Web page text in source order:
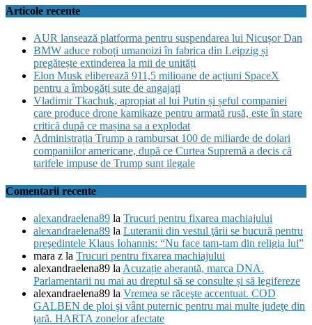
Articole recente
AUR lansează platforma pentru suspendarea lui Nicușor Dan
BMW aduce roboți umanoizi în fabrica din Leipzig și
pregătește extinderea la mii de unități
Elon Musk eliberează 911,5 milioane de acțiuni SpaceX
pentru a îmbogăți sute de angajați
Vladimir Tkachuk, apropiat al lui Putin și șeful companiei
care produce drone kamikaze pentru armată rusă, este în stare
critică după ce mașina sa a explodat
Administrația Trump a rambursat 100 de miliarde de dolari
companiilor americane, după ce Curtea Supremă a decis că
tarifele impuse de Trump sunt ilegale
Comentarii recente
alexandraelena89 la Trucuri pentru fixarea machiajului
alexandraelena89 la Luteranii din vestul ţării se bucură pentru
preşedintele Klaus Iohannis: “Nu face tam-tam din religia lui”
mara z la Trucuri pentru fixarea machiajului
alexandraelena89 la Acuzație aberantă, marca DNA.
Parlamentarii nu mai au dreptul să se consulte și să legifereze
alexandraelena89 la Vremea se răceşte accentuat. COD
GALBEN de ploi şi vânt puternic pentru mai multe judeţe din
ţară. HARTA zonelor afectate